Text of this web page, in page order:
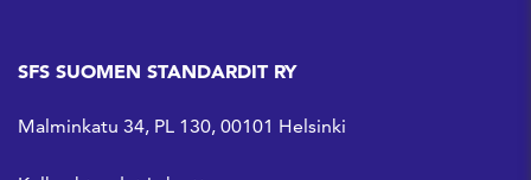
SFS SUOMEN STANDARDIT RY
Malminkatu 34, PL 130, 00101 Helsinki